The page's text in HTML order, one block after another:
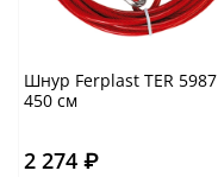
Шнур Ferplast TER 5987
450 см
2 274 ₽